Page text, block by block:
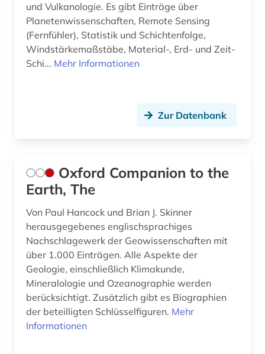
und Vulkanologie. Es gibt Einträge über
Planetenwissenschaften, Remote Sensing
(Fernfühler), Statistik und Schichtenfolge,
Windstärkemaßstäbe, Material-, Erd- und Zeit-
Schi... Mehr Informationen
Zur Datenbank
Oxford Companion to the
Earth, The
Von Paul Hancock und Brian J. Skinner
herausgegebenes englischsprachiges
Nachschlagewerk der Geowissenschaften mit
über 1.000 Einträgen. Alle Aspekte der
Geologie, einschließlich Klimakunde,
Mineralologie und Ozeanographie werden
berücksichtigt. Zusätzlich gibt es Biographien
der beteilligten Schlüsselfiguren. Mehr
Informationen